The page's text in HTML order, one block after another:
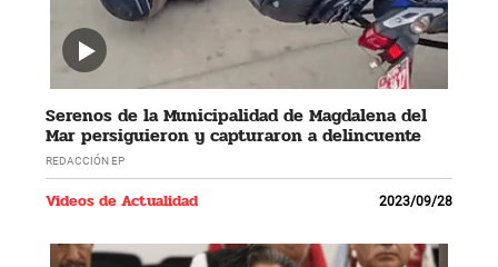
Serenos de la Municipalidad de Magdalena del
Mar persiguieron y capturaron a delincuente
REDACCIÓN EP
Videos de Actualidad 2023/09/28